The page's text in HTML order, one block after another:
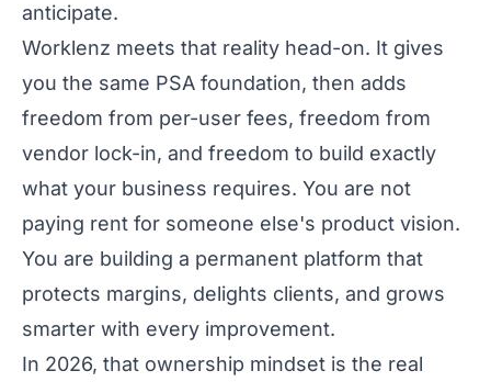
anticipate.
Worklenz meets that reality head-on. It gives
you the same PSA foundation, then adds
freedom from per-user fees, freedom from
vendor lock-in, and freedom to build exactly
what your business requires. You are not
paying rent for someone else's product vision.
You are building a permanent platform that
protects margins, delights clients, and grows
smarter with every improvement.
In 2026, that ownership mindset is the real